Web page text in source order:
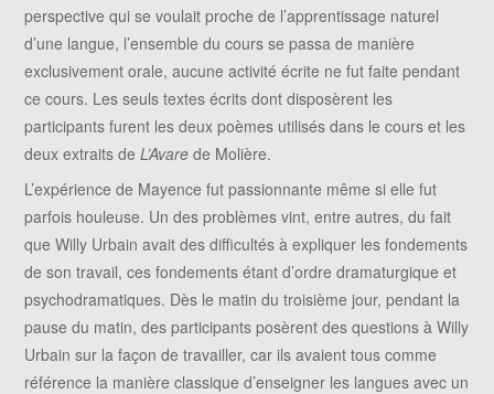
perspective qui se voulait proche de l’apprentissage naturel
d’une langue, l’ensemble du cours se passa de manière
exclusivement orale, aucune activité écrite ne fut faite pendant
ce cours. Les seuls textes écrits dont disposèrent les
participants furent les deux poèmes utilisés dans le cours et les
deux extraits deL’Avare de Molière.
L’expérience de Mayence fut passionnante même si elle fut
parfois houleuse. Un des problèmes vint, entre autres, du fait
que Willy Urbain avait des difficultés à expliquer les fondements
de son travail, ces fondements étant d’ordre dramaturgique et
psychodramatiques. Dès le matin du troisième jour, pendant la
pause du matin, des participants posèrent des questions à Willy
Urbain sur la façon de travailler, car ils avaient tous comme
référence la manière classique d’enseigner les langues avec un